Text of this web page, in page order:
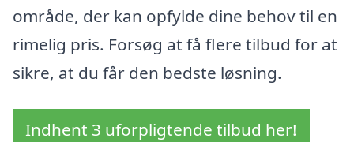
område, der kan opfylde dine behov til en
rimelig pris. Forsøg at få flere tilbud for at
sikre, at du får den bedste løsning.
Indhent 3 uforpligtende tilbud her!